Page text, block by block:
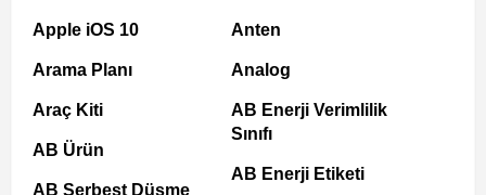
Apple iOS 10
Arama Planı
Araç Kiti
AB Ürün
AB Serbest Düşme
Anten
Analog
AB Enerji Verimlilik
Sınıfı
AB Enerji Etiketi